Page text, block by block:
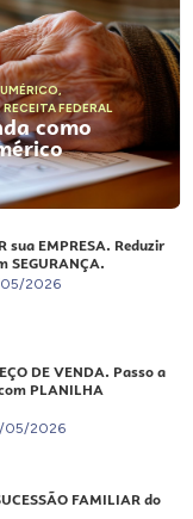
,
RECEITA FEDERAL
como
sua EMPRESA. Reduzir
SEGURANÇA.
05/2026
DE VENDA. Passo a
PLANILHA
05/2026
FAMILIAR do